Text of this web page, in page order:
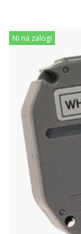
Ni na zalogi